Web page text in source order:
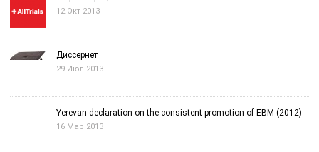
12 Окт 2013
Диссернет
29 Июл 2013
Yerevan declaration on the consistent promotion of EBM (2012)
16 Мар 2013